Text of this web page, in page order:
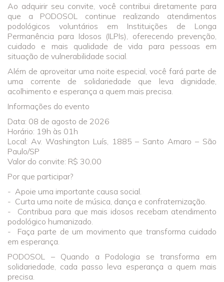
Ao adquirir seu convite, você contribui diretamente para
que a PODOSOL continue realizando atendimentos
podológicos voluntários em Instituições de Longa
Permanência para Idosos (ILPIs), oferecendo prevenção,
cuidado e mais qualidade de vida para pessoas em
situação de vulnerabilidade social.
Além de aproveitar uma noite especial, você fará parte de
uma corrente de solidariedade que leva dignidade,
acolhimento e esperança a quem mais precisa.
Informações do evento
Data: 08 de agosto de 2026
Horário: 19h às 01h
Local: Av. Washington Luís, 1885 – Santo Amaro – São
Paulo/SP
Valor do convite: R$ 30,00
Por que participar?
- Apoie uma importante causa social.
- Curta uma noite de música, dança e confraternização.
- Contribua para que mais idosos recebam atendimento
podológico humanizado.
- Faça parte de um movimento que transforma cuidado
em esperança.
PODOSOL – Quando a Podologia se transforma em
solidariedade, cada passo leva esperança a quem mais
precisa.